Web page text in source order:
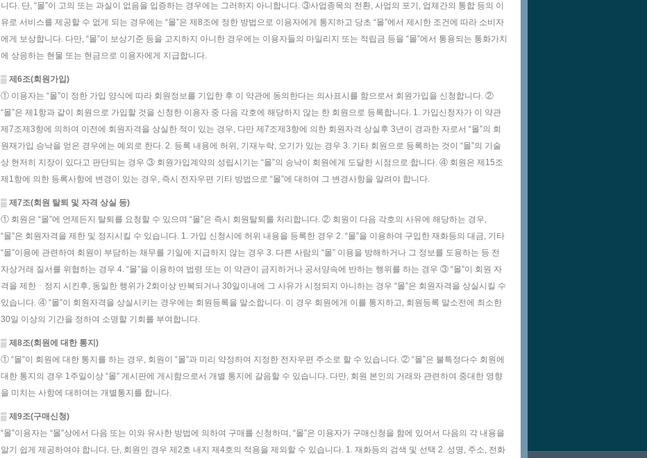
니다. 단, “몰”이 고의 또는 과실이 없음을 입증하는 경우에는 그러하지 아니합니다. ③사업종목의 전환, 사업의 포기, 업체간의 통합 등의 이
유로 서비스를 제공할 수 없게 되는 경우에는 “몰”은 제8조에 정한 방법으로 이용자에게 통지하고 당초 “몰”에서 제시한 조건에 따라 소비자
에게 보상합니다. 다만, “몰”이 보상기준 등을 고지하지 아니한 경우에는 이용자들의 마일리지 또는 적립금 등을 “몰”에서 통용되는 통화가치
에 상응하는 현물 또는 현금으로 이용자에게 지급합니다.
▒ 제6조(회원가입)
① 이용자는 “몰”이 정한 가입 양식에 따라 회원정보를 기입한 후 이 약관에 동의한다는 의사표시를 함으로서 회원가입을 신청합니다. ②
“몰”은 제1항과 같이 회원으로 가입할 것을 신청한 이용자 중 다음 각호에 해당하지 않는 한 회원으로 등록합니다. 1. 가입신청자가 이 약관
제7조제3항에 의하여 이전에 회원자격을 상실한 적이 있는 경우, 다만 제7조제3항에 의한 회원자격 상실후 3년이 경과한 자로서 “몰”의 회
원재가입 승낙을 얻은 경우에는 예외로 한다. 2. 등록 내용에 허위, 기재누락, 오기가 있는 경우 3. 기타 회원으로 등록하는 것이 “몰”의 기술
상 현저히 지장이 있다고 판단되는 경우 ③ 회원가입계약의 성립시기는 “몰”의 승낙이 회원에게 도달한 시점으로 합니다. ④ 회원은 제15조
제1항에 의한 등록사항에 변경이 있는 경우, 즉시 전자우편 기타 방법으로 “몰”에 대하여 그 변경사항을 알려야 합니다.
▒ 제7조(회원 탈퇴 및 자격 상실 등)
① 회원은 “몰”에 언제든지 탈퇴를 요청할 수 있으며 “몰”은 즉시 회원탈퇴를 처리합니다. ② 회원이 다음 각호의 사유에 해당하는 경우,
“몰”은 회원자격을 제한 및 정지시킬 수 있습니다. 1. 가입 신청시에 허위 내용을 등록한 경우 2. “몰”을 이용하여 구입한 재화등의 대금, 기타
“몰”이용에 관련하여 회원이 부담하는 채무를 기일에 지급하지 않는 경우 3. 다른 사람의 “몰” 이용을 방해하거나 그 정보를 도용하는 등 전
자상거래 질서를 위협하는 경우 4. “몰”을 이용하여 법령 또는 이 약관이 금지하거나 공서양속에 반하는 행위를 하는 경우 ③ “몰”이 회원 자
격을 제한ㆍ정지 시킨후, 동일한 행위가 2회이상 반복되거나 30일이내에 그 사유가 시정되지 아니하는 경우 “몰”은 회원자격을 상실시킬 수
있습니다. ④ “몰”이 회원자격을 상실시키는 경우에는 회원등록을 말소합니다. 이 경우 회원에게 이를 통지하고, 회원등록 말소전에 최소한
30일 이상의 기간을 정하여 소명할 기회를 부여합니다.
▒ 제8조(회원에 대한 통지)
① “몰”이 회원에 대한 통지를 하는 경우, 회원이 “몰”과 미리 약정하여 지정한 전자우편 주소로 할 수 있습니다. ② “몰”은 불특정다수 회원에
대한 통지의 경우 1주일이상 “몰” 게시판에 게시함으로서 개별 통지에 갈음할 수 있습니다. 다만, 회원 본인의 거래와 관련하여 중대한 영향
을 미치는 사항에 대하여는 개별통지를 합니다.
▒ 제9조(구매신청)
“몰”이용자는 “몰”상에서 다음 또는 이와 유사한 방법에 의하여 구매를 신청하며, “몰”은 이용자가 구매신청을 함에 있어서 다음의 각 내용을
알기 쉽게 제공하여야 합니다. 단, 회원인 경우 제2호 내지 제4호의 적용을 제외할 수 있습니다. 1. 재화등의 검색 및 선택 2. 성명, 주소, 전화